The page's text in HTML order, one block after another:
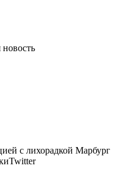
с лихорадкой Марбург